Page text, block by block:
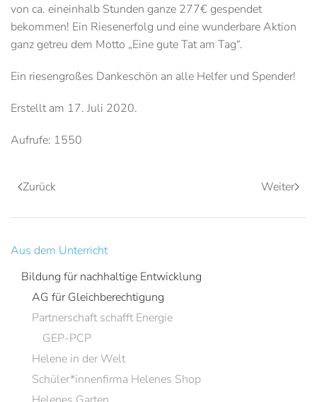
von ca. eineinhalb Stunden ganze 277€ gespendet
bekommen! Ein Riesenerfolg und eine wunderbare Aktion
ganz getreu dem Motto „Eine gute Tat am Tag“.
Ein riesengroßes Dankeschön an alle Helfer und Spender!
Erstellt am 17. Juli 2020.
Aufrufe: 1550
Zurück Weiter
Aus dem Unterricht
Bildung für nachhaltige Entwicklung
AG für Gleichberechtigung
Partnerschaft schafft Energie
GEP-PCP
Helene in der Welt
Schüler*innenfirma Helenes Shop